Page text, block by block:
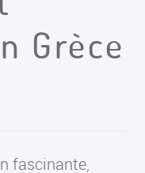
Grèce
fascinante,